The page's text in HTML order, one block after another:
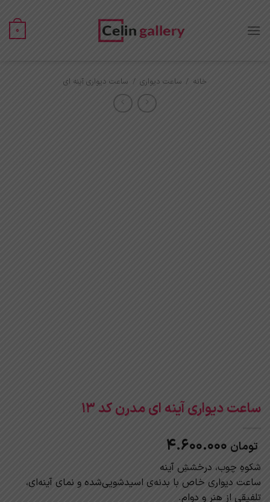
content
0
خانه / ساعت دیواری / ساعت دیواری آینه ای
ساعت دیواری آینه ای مدرن کد 13
تومان 4.600.000
شکوهِ چوب، درخششِ آینه
ساعت دیواری خاص با بدنه‌ی اسیدشویی‌شده و نمای آینه‌ای،
تلفیقی از هنر و دوام.